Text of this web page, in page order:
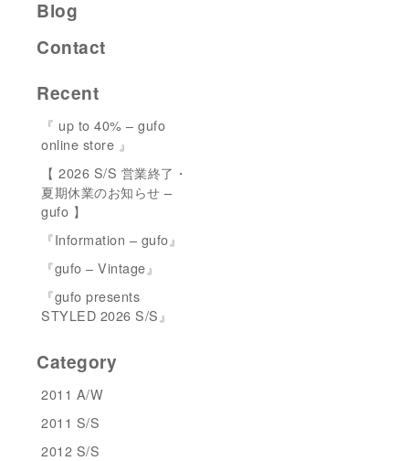
Blog
Contact
Recent
『 up to 40% – gufo
online store 』
【 2026 S/S 営業終了・
夏期休業のお知らせ –
gufo 】
『Information – gufo』
『gufo – Vintage』
『gufo presents
STYLED 2026 S/S』
Category
2011 A/W
2011 S/S
2012 S/S